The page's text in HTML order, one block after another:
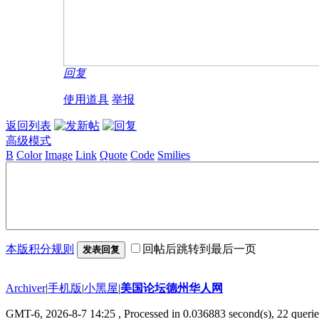
回复
使用道具 举报
返回列表
高级模式
B Color Image Link Quote Code Smilies
本版积分规则 发表回复 回帖后跳转到最后一页
Archiver|手机版|小黑屋|美国论坛德州华人网
GMT-6, 2026-8-7 14:25 , Processed in 0.036883 second(s), 22